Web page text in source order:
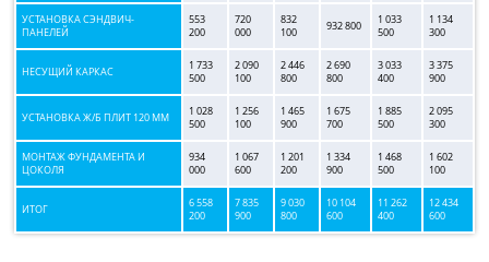
УСТАНОВКА СЭНДВИЧ-
ПАНЕЛЕЙ
553
200
720
000
832
100
932 800
1 033
500
1 134
300
НЕСУЩИЙ КАРКАС
1 733
500
2 090
100
2 446
800
2 690
800
3 033
400
3 375
900
УСТАНОВКА Ж/Б ПЛИТ 120 ММ
1 028
500
1 256
100
1 465
900
1 675
700
1 885
500
2 095
300
МОНТАЖ ФУНДАМЕНТА И
ЦОКОЛЯ
934
000
1 067
600
1 201
200
1 334
900
1 468
500
1 602
100
ИТОГ
6 558
200
7 835
900
9 030
800
10 104
600
11 262
400
12 434
600